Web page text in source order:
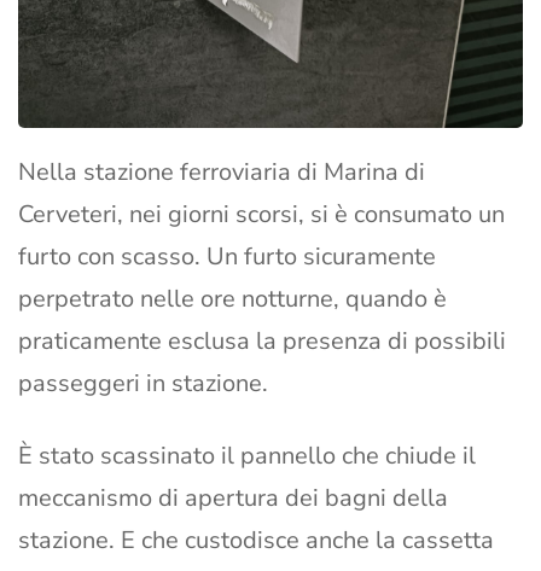
Nella stazione ferroviaria di Marina di
Cerveteri, nei giorni scorsi, si è consumato un
furto con scasso. Un furto sicuramente
perpetrato nelle ore notturne, quando è
praticamente esclusa la presenza di possibili
passeggeri in stazione.
È stato scassinato il pannello che chiude il
meccanismo di apertura dei bagni della
stazione. E che custodisce anche la cassetta